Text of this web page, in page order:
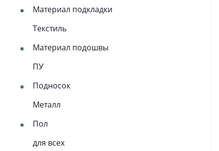
Материал подкладки
Текстиль
Материал подошвы
ПУ
Подносок
Металл
Пол
для всех